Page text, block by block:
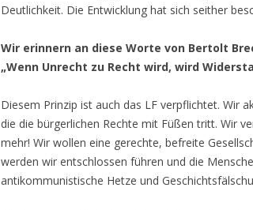
Deutlichkeit. Die Entwicklung hat sich seither
Wir erinnern an diese Worte von Bertolt
„Wenn Unrecht zu Recht wird, wird
Diesem Prinzip ist auch das LF verpflichtet. Wir
die die bürgerlichen Rechte mit Füßen tritt. Wir
mehr! Wir wollen eine gerechte, befreite
werden wir entschlossen führen und die
antikommunistische Hetze und